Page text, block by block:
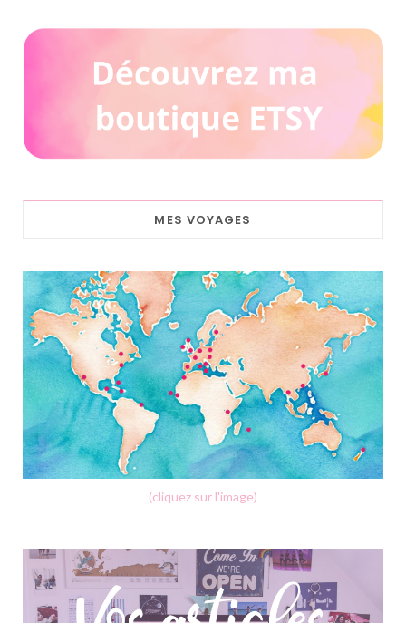
MES VOYAGES
(cliquez sur l'image)